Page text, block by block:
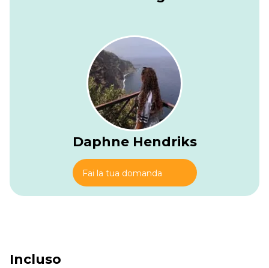
portano tra eriche e pini bassi prima che il sentiero risalga
verso Bocca di Laparo, una fessura panoramica tra le valli
del Taravo e del Fiumorbo. L'ultima parte della traversata
danza su lastre inclinate e blocchi irregolari, sempre con il
vento vicino alla spalla.
Avvicinandoti alla cresta finale, il terreno diventa più aspro
ma le vedute si ampliano ancora di più. I tetti del rifugio
appaiono improvvisamente su una stretta spalla, allineati
lungo la cresta come un piccolo villaggio di pietra nel cielo.
Una volta arrivato puoi lasciare il tuo zaino, riempire l'acqua
dalla sorgente e guardare le nuvole serali che corrono sulla
cresta, mentre le luci dei villaggi sulla pianura orientale
iniziano a tremolare lontano in basso.
Daphne Hendriks
Fai la tua domanda
Incluso